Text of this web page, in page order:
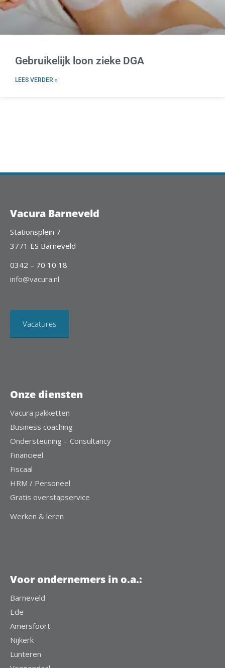
Gebruikelijk loon zieke DGA
LEES VERDER »
Vacura Barneveld
Stationsplein 7
3771 ES Barneveld
0342 – 70 10 18
info@vacura.nl
Vacatures
Onze diensten
Vacura pakketten
Business coaching
Ondersteuning – Consultancy
Financieel
Fiscaal
HRM / Personeel
Gratis overstapservice
Werken & leren
Voor ondernemers in o.a.:
Barneveld
Ede
Amersfoort
Nijkerk
Lunteren